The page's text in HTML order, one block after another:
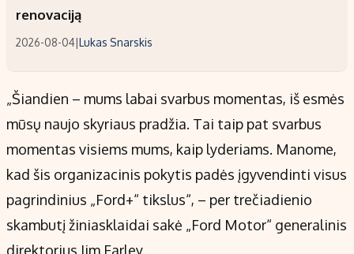
renovaciją
2026-08-04|Lukas Snarskis
„Šiandien – mums labai svarbus momentas, iš esmės
mūsų naujo skyriaus pradžia. Tai taip pat svarbus
momentas visiems mums, kaip lyderiams. Manome,
kad šis organizacinis pokytis padės įgyvendinti visus
pagrindinius „Ford+“ tikslus“, – per trečiadienio
skambutį žiniasklaidai sakė „Ford Motor“ generalinis
direktorius Jim Farley.